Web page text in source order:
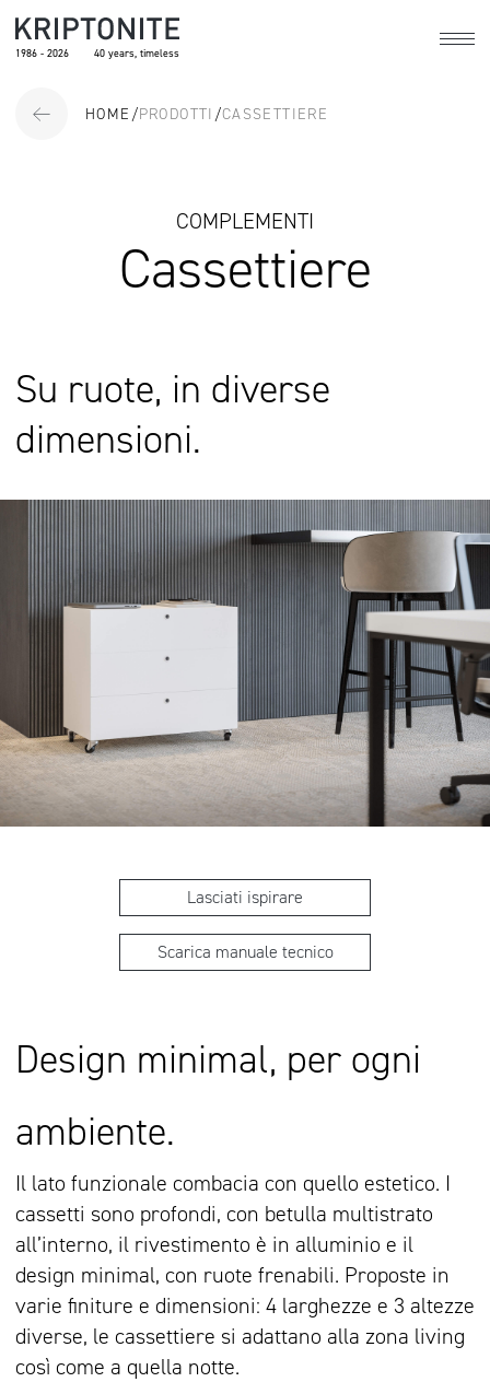
1986 - 2026 40 years, timeless
HOME /PRODOTTI /CASSETTIERE
COMPLEMENTI
Cassettiere
Su ruote, in diverse
dimensioni.
Lasciati ispirare
Scarica manuale tecnico
Design minimal, per ogni
ambiente.
Il lato funzionale combacia con quello estetico. I
cassetti sono profondi, con betulla multistrato
all’interno, il rivestimento è in alluminio e il
design minimal, con ruote frenabili. Proposte in
varie finiture e dimensioni: 4 larghezze e 3 altezze
diverse, le cassettiere si adattano alla zona living
così come a quella notte.